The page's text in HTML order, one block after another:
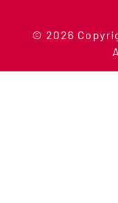
© 2026